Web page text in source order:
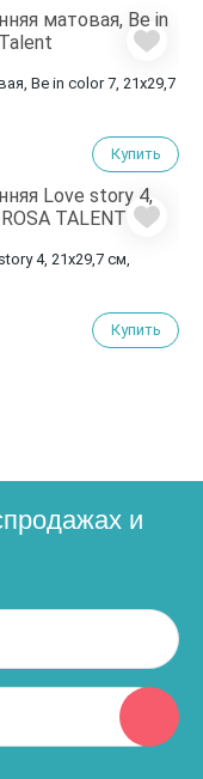
Be in color 7, 21х29,7
Купить
4, 21х29,7 см,
Купить
и